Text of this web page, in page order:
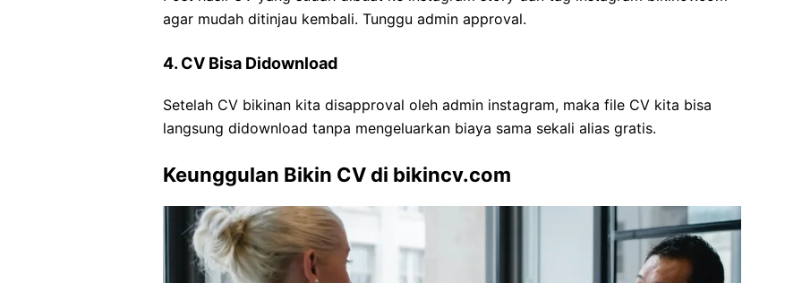
agar mudah ditinjau kembali. Tunggu admin approval.
4. CV Bisa Didownload
Setelah CV bikinan kita disapproval oleh admin instagram, maka file CV kita bisa
langsung didownload tanpa mengeluarkan biaya sama sekali alias gratis.
Keunggulan Bikin CV di bikincv.com